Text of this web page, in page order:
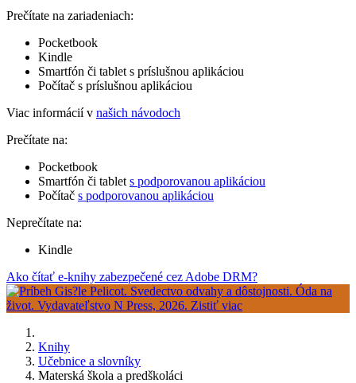
Prečítate na zariadeniach:
Pocketbook
Kindle
Smartfón či tablet s príslušnou aplikáciou
Počítač s príslušnou aplikáciou
Viac informácií v našich návodoch
Prečítate na:
Pocketbook
Smartfón či tablet s podporovanou aplikáciou
Počítač s podporovanou aplikáciou
Neprečítate na:
Kindle
Ako čítať e-knihy zabezpečené cez Adobe DRM?
Knihy
Učebnice a slovníky
Materská škola a predškoláci